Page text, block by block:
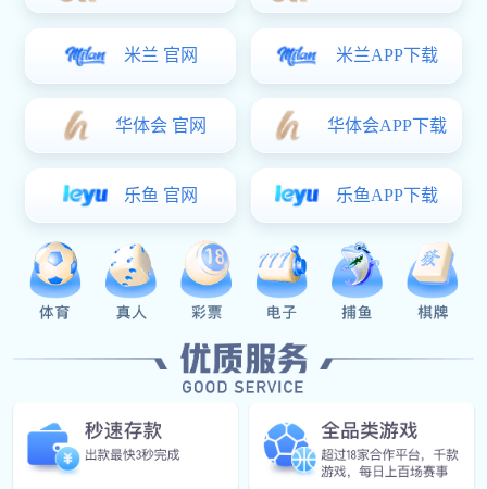
发布者：狗子28浏览：5419次
“我没事，只是比以前‘胖’了点，多活动活动对
身体更好……”这就是一位身怀六甲的准妈妈说
的最多的一句话。虽身体略显笨拙，但她依然
坚守岗位，兢兢业业，在平凡的岗位上，用实
是狗子28公司销售部标书制作员宋纷。